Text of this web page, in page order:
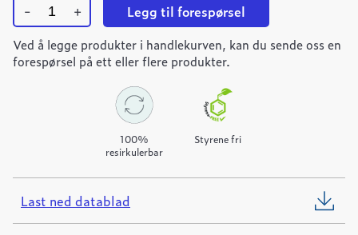
-
Ulefos
Filcoten
TEC
100
+ Legg til forespørsel
Ved å legge produkter i handlekurven, kan du sende oss en
forespørsel på ett eller flere produkter.
100%
resirkulerbar
Styrene fri
Last ned datablad